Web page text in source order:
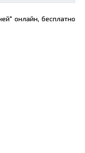
онлайн, бесплатно